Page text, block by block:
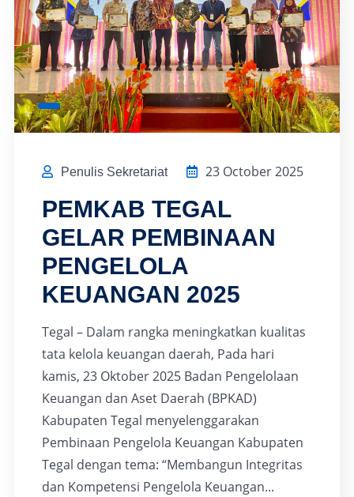
Penulis Sekretariat 23 October 2025
PEMKAB TEGAL
GELAR PEMBINAAN
PENGELOLA
KEUANGAN 2025
Tegal – Dalam rangka meningkatkan kualitas
tata kelola keuangan daerah, Pada hari
kamis, 23 Oktober 2025 Badan Pengelolaan
Keuangan dan Aset Daerah (BPKAD)
Kabupaten Tegal menyelenggarakan
Pembinaan Pengelola Keuangan Kabupaten
Tegal dengan tema: “Membangun Integritas
dan Kompetensi Pengelola Keuangan...